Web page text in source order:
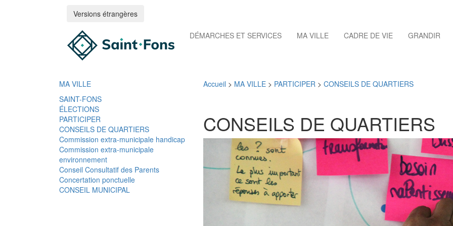
Versions étrangères
DÉMARCHES ET SERVICES MA VILLE CADRE DE VIE GRANDIR
MA VILLE
SAINT-FONS
ÉLECTIONS
PARTICIPER
CONSEILS DE QUARTIERS
Commission extra-municipale handicap
Commission extra-municipale
environnement
Conseil Consultatif des Parents
Concertation ponctuelle
CONSEIL MUNICIPAL
Accueil > MA VILLE > PARTICIPER > CONSEILS DE QUARTIERS
CONSEILS DE QUARTIERS